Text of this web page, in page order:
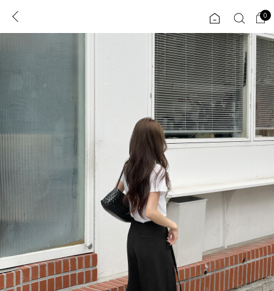
로그인 0
ENG
TW
JP
플러스핏 회원혜택 입
CATEGORY COMMUNITY
도착보장⚡
신상 5%
MADE
ALL
익스클루시브
아우터
티셔츠
0